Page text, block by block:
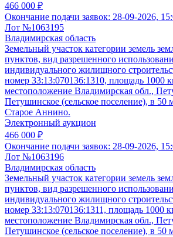
466 000 ₽
Окончание подачи заявок: 28-09-2026,
Лот №1063195
Владимирская область
Земельный участок категории земель
пунктов, вид разрешенного
индивидуального жилищного
номер 33:13:070136:1310, площадь 1000
местоположение Владимирская обл.,
Петушинское (сельское поселение), в 50
Старое Аннино.
Электронный аукцион
466 000 ₽
Окончание подачи заявок: 28-09-2026,
Лот №1063196
Владимирская область
Земельный участок категории земель
пунктов, вид разрешенного
индивидуального жилищного
номер 33:13:070136:1311, площадь 1000
местоположение Владимирская обл.,
Петушинское (сельское поселение), в 50